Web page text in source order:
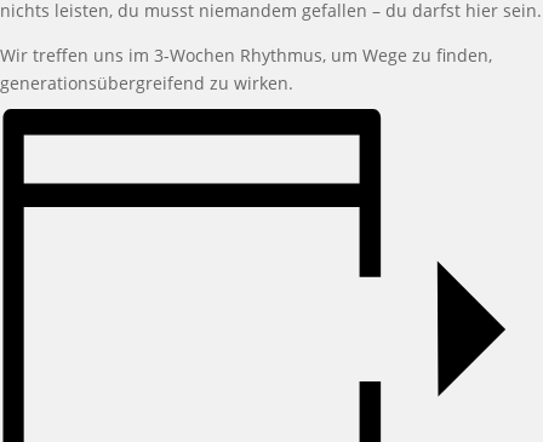
nichts leisten, du musst niemandem gefallen – du darfst hier sein.
Wir treffen uns im 3-Wochen Rhythmus, um Wege zu finden,
generationsübergreifend zu wirken.